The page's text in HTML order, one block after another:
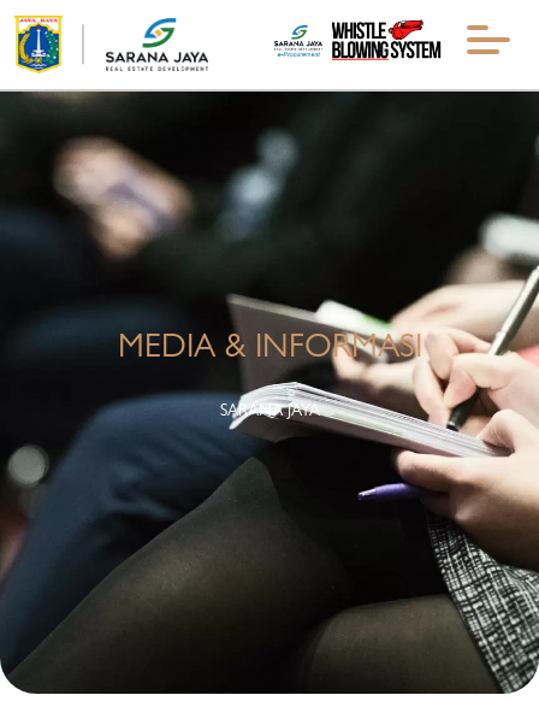
MEDIA & INFORMASI
SARANA JAYA